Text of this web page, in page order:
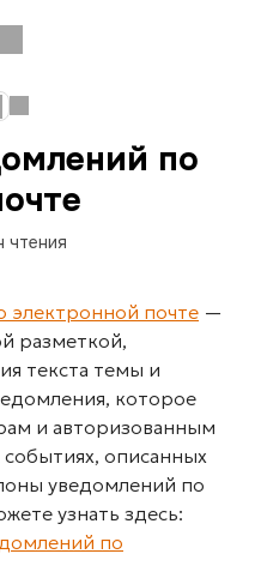
по
чтения
электронной почте —
разметкой,
текста темы и
которое
и авторизованным
описанных
уведомлений по
узнать здесь:
по